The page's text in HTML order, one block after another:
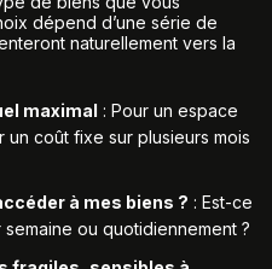
dépend d’une série de
naturellement vers la
maximal : Pour un espace
coût fixe sur plusieurs mois
à mes biens ? : Est-ce
ou quotidiennement ?